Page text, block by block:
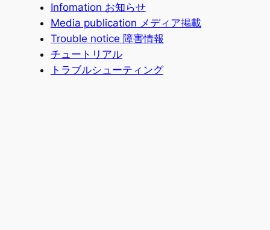
Infomation お知らせ
Media publication メディア掲載
Trouble notice 障害情報
チュートリアル
トラブルシューティング